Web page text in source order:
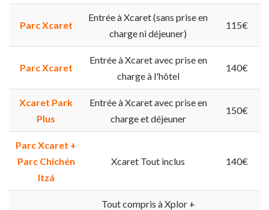
Parc Xcaret
Entrée à Xcaret (sans prise en
charge ni déjeuner)
115€
Parc Xcaret
Entrée à Xcaret avec prise en
charge à l'hôtel
140€
Xcaret Park
Plus
Entrée à Xcaret avec prise en
charge et déjeuner
150€
Parc Xcaret +
Parc Chichén
Itzá
Xcaret Tout inclus 140€
Tout compris à Xplor +